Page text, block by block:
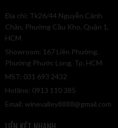
Địa chỉ: Tk26/44 Nguyễn Cảnh
Chân, Phường Cầu Kho, Quận 1,
HCM
Showroom: 167 Liên Phường,
Phường Phước Long, Tp. HCM
MST: 031 693 2432
Hotline: 0913 110 385
Email: winevalley8888@gmail.com